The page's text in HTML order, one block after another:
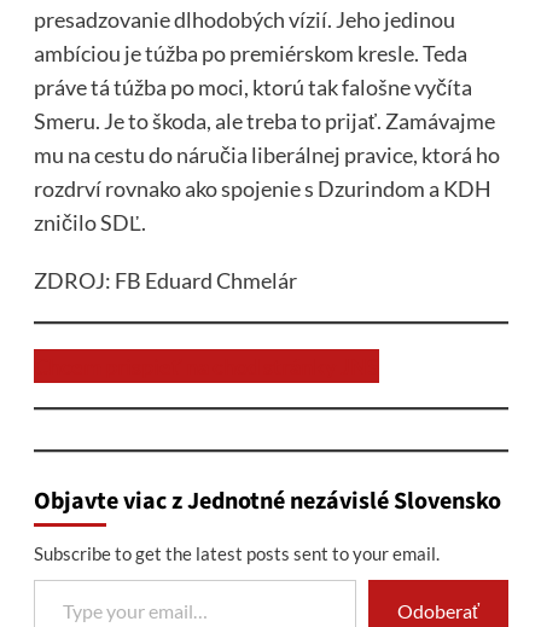
presadzovanie dlhodobých vízií. Jeho jedinou
ambíciou je túžba po premiérskom kresle. Teda
práve tá túžba po moci, ktorú tak falošne vyčíta
Smeru. Je to škoda, ale treba to prijať. Zamávajme
mu na cestu do náručia liberálnej pravice, ktorá ho
rozdrví rovnako ako spojenie s Dzurindom a KDH
zničilo SDĽ.
ZDROJ: FB Eduard Chmelár
Objavte viac z Jednotné nezávislé Slovensko
Subscribe to get the latest posts sent to your email.
Type your email…
Odoberať